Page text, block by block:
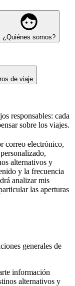
¿Quiénes somos?
de viaje
responsables: cada
sobre los viajes.
correo electrónico,
alternativos y
y la frecuencia
analizar mis
las aperturas
generales de
información
alternativos y